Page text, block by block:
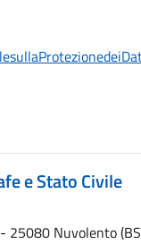
e Stato Civile
25080 Nuvolento